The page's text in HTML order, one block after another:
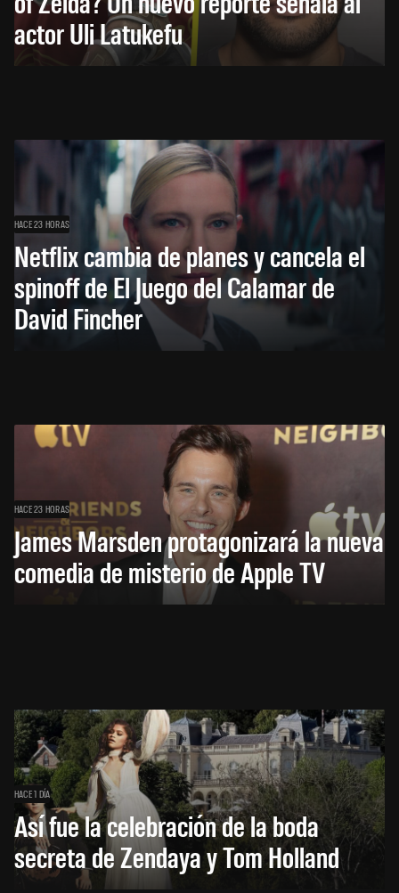
actor Uli Latukefu
HACE 23 HORAS
Netflix cambia de planes y cancela el
spinoff de El Juego del Calamar de
David Fincher
HACE 23 HORAS
James Marsden protagonizará la nueva
comedia de misterio de Apple TV
HACE 1 DÍA
Así fue la celebración de la boda
secreta de Zendaya y Tom Holland